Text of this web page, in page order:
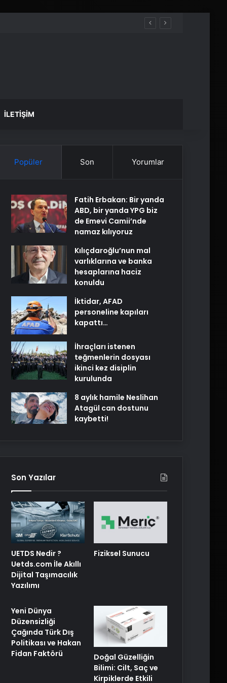
İLETIŞIM
Popüler Son Yorumlar
Fatih Erbakan: Bir yanda
ABD, bir yanda YPG biz
de Emevi Camii’nde
namaz kılıyoruz
Kılıçdaroğlu’nun mal
varlıklarına ve banka
hesaplarına haciz
konuldu
İktidar, AFAD
personeline kapıları
kapattı…
İhraçları istenen
teğmenlerin dosyası
ikinci kez disiplin
kurulunda
8 aylık hamile Neslihan
Atagül can dostunu
kaybetti!
Son Yazılar
UETDS Nedir ?
Uetds.com İle Akıllı
Dijital Taşımacılık
Yazılımı
Fiziksel Sunucu
Yeni Dünya
Düzensizliği
Çağında Türk Dış
Politikası ve Hakan
Fidan Faktörü
Doğal Güzelliğin
Bilimi: Cilt, Saç ve
Kirpiklerde Etkili